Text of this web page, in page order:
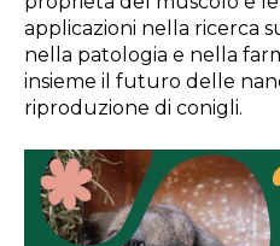
applicazioni nella ricerca
nella patologia e nella
insieme il futuro delle
riproduzione di conigli.